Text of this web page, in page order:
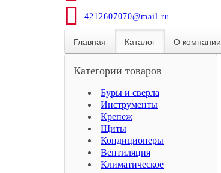
4212607070@mail.ru
Главная Каталог О компании
Категории товаров
Буры и сверла
Инструменты
Крепеж
Щиты
Кондиционеры
Вентиляция
Климатическое